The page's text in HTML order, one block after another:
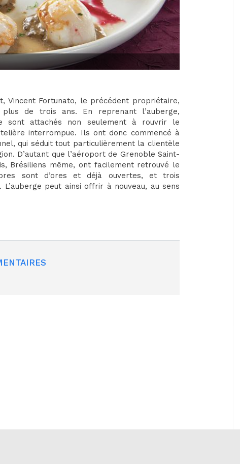
Fortunato, le précédent propriétaire,
de trois ans. En reprenant l’auberge,
sont attachés non seulement à rouvrir le
interrompue. Ils ont donc commencé à
qui séduit tout particulièrement la clientèle
D’autant que l’aéroport de Grenoble Saint-
Brésiliens même, ont facilement retrouvé le
sont d’ores et déjà ouvertes, et trois
peut ainsi offrir à nouveau, au sens